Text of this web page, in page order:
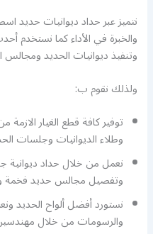
نتميز عبر حداد ديوانيات حديد
والخبرة في الأداء كما نستخدم
وتنفيذ ديوانيات الحديد
ولذلك نقوم ب:
توفير كافة قطع الغيار
وطلاء الديوانيات وجلسات
نعمل من خلال حداد
وتفصيل مجالس حديد فخمة
نستورد أفضل ألواح الحديد
والرسومات من خلال